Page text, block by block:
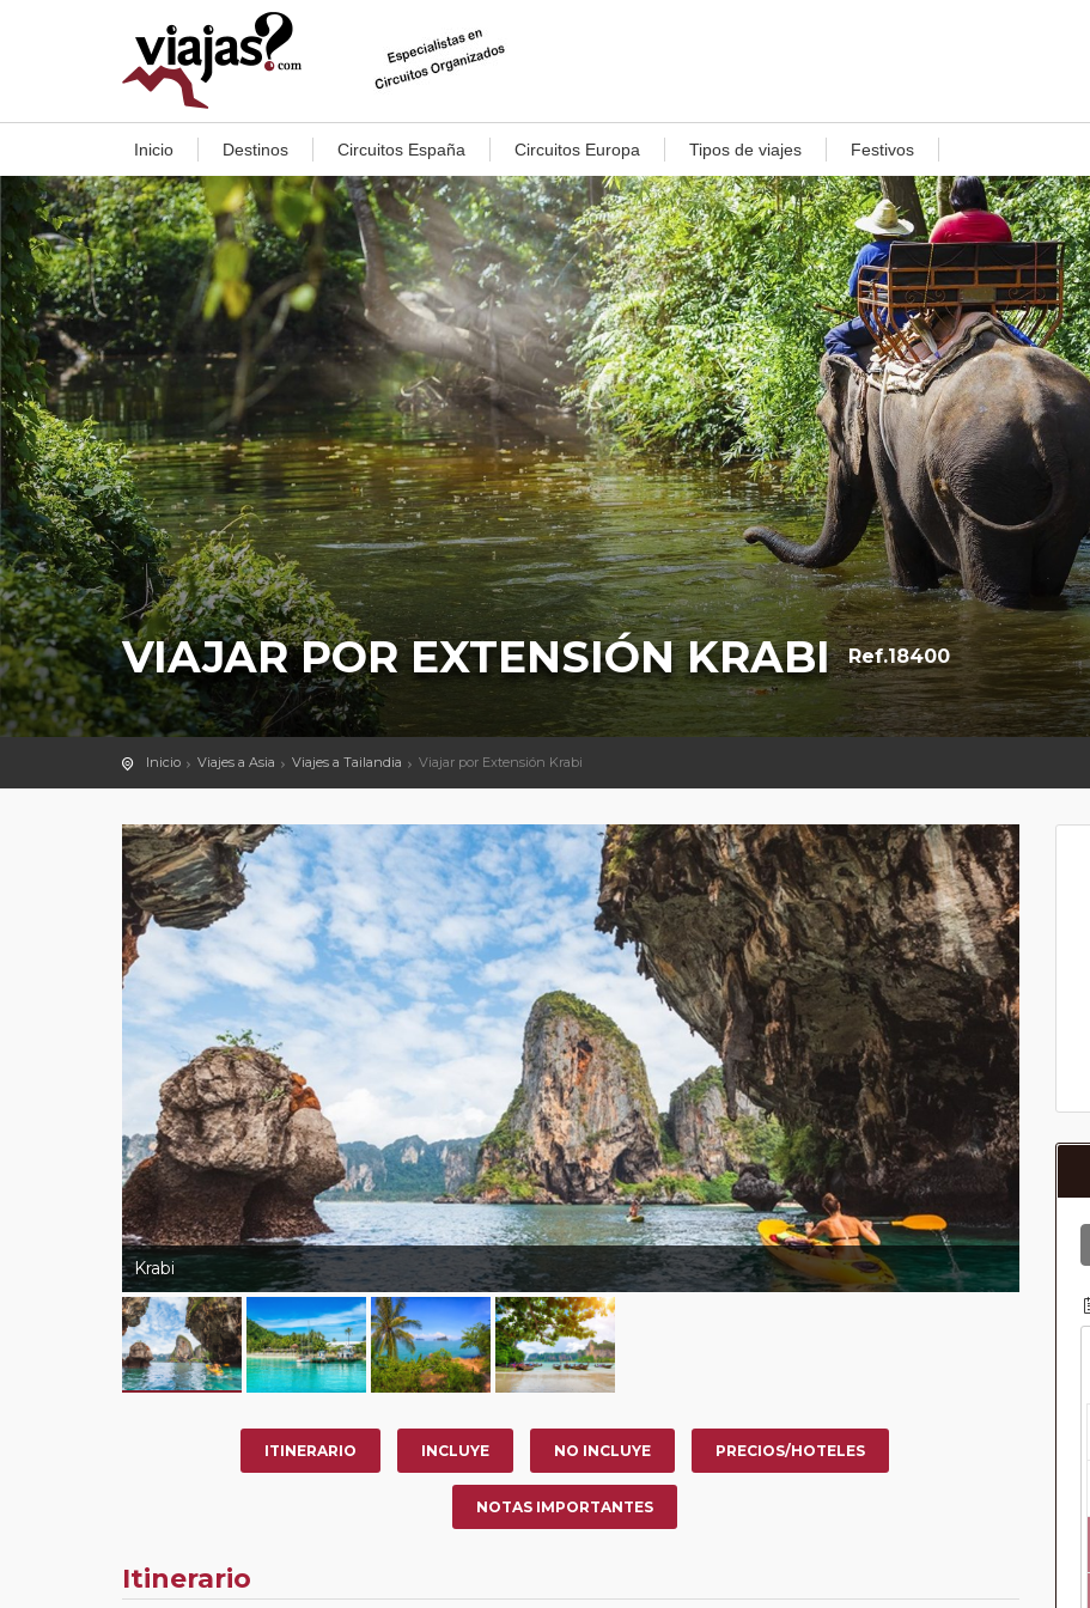
Inicio Destinos Circuitos España Circuitos Europa Tipos de viajes Festivos
VIAJAR POR EXTENSIÓN KRABI Ref.18400
Inicio Viajes a Asia Viajes a Tailandia Viajar por Extensión Krabi
Krabi
ITINERARIO INCLUYE NO INCLUYE PRECIOS/HOTELES
NOTAS IMPORTANTES
Itinerario